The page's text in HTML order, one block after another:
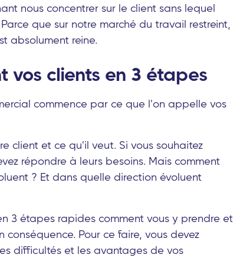
nous concentrer sur le client sans lequel
que sur notre marché du travail restreint,
absolument reine.
vos clients en 3 étapes
commence par ce que l'on appelle vos
client et ce qu'il veut. Si vous souhaitez
répondre à leurs besoins. Mais comment
? Et dans quelle direction évoluent
3 étapes rapides comment vous y prendre et
Pour ce faire, vous devez
difficultés et les avantages de vos